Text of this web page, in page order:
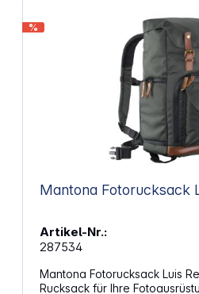
bedienbare Reißverschlüsse Stabile
Gürtelschlaufen an der
Praktisches
Längenverstellbarer Schultergurt
für mittlere DSLR-/ CSC-
%
Artikel-Nr.:
287534
Mantona Fotorucksack Luis
Rucksack für Ihre